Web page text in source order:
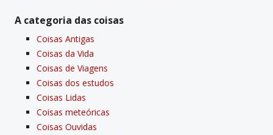
A categoria das coisas
Coisas Antigas
Coisas da Vida
Coisas de Viagens
Coisas dos estudos
Coisas Lidas
Coisas meteóricas
Coisas Ouvidas